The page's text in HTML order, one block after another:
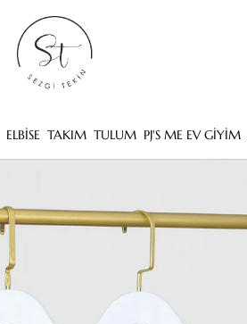
ELBİSE TAKIM TULUM PJ'S ME EV GİYİM